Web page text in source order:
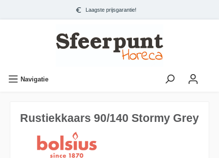
Laagste prijsgarantie!
Navigatie
Rustiekkaars 90/140 Stormy Grey